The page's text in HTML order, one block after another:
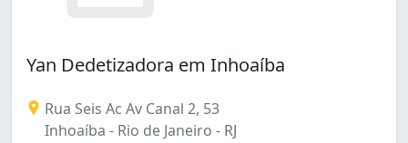
Yan Dedetizadora em Inhoaíba
Rua Seis Ac Av Canal 2, 53
Inhoaíba - Rio de Janeiro - RJ